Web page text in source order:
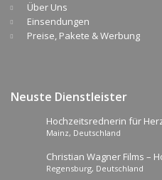
Über Uns
Einsendungen
Preise, Pakete & Werbung
Neuste Dienstleister
Hochzeitsrednerin für
Traumhochzeiten
Mainz, Deutschland
Christian Wagner Films –
emotionale Fotos
Regensburg, Deutschland